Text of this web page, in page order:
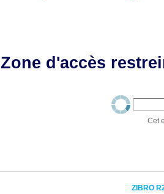
Zone d'accès
Cet
ZIBRO